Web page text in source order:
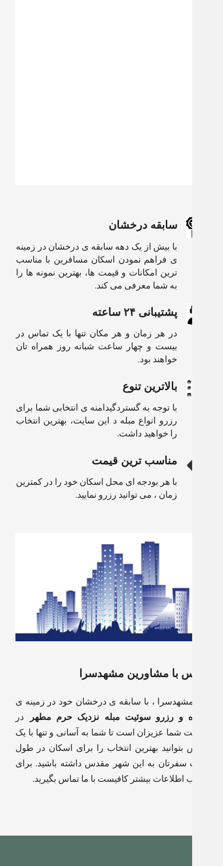
سابقه درخشان
با بیش از یک دهه سابقه ی درخشان در زمینه
ی فراهم نمودن اسکان مسافرین با مناسب
ترین امکانات و قیمت ها، بهترین نمونه ها را
به شما معرفی می کند.
پشتیبانی ۲۴ ساعته
در هر زمان و هر مکان تنها با یک تماس در
بیست و چهار ساعت شبانه روز همراه تان
خواهند بود.
بالاترین تنوع
با توجه به گستردگیدامنه ی انتخابی شما برای
رزرو انواع مبله د این سایت، بهترین انتخاب
را خواهید داشت.
مناسب ترین قیمت
با هر بودجه ای محل اسکان خود را در کمترین
زمان ، می توانید رزرو نمایید.
تماس با مشاورین مشهدسرا
تیم مشهدسرا ، با سابقه ی درخشان خود در زمینه ی
اجاره و رزرو سوئیت مبله نزدیک حرم مطهردر
خدمت شما عزیزان است تا شما به آسانی و تنها با یک
تماس بتوانید بهترین انتخاب را برای اسکان در طول
مدت سفرتان به این شهر مقدس داشته باشید. برای
کسب اطلاعات بیشتر کافیست با ما تماس بگیرید.